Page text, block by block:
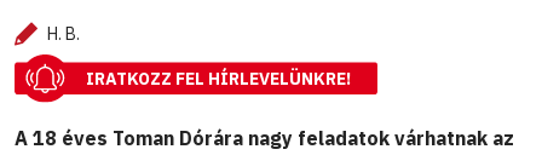
H. B.
IRATKOZZ FEL HÍRLEVELÜNKRE!
A 18 éves Toman Dórára nagy feladatok várhatnak az